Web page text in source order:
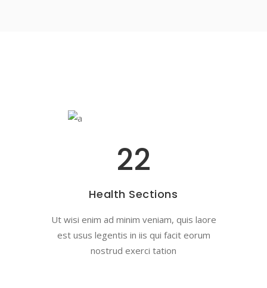
22
Health Sections
Ut wisi enim ad minim veniam, quis laore
est usus legentis in iis qui facit eorum
nostrud exerci tation